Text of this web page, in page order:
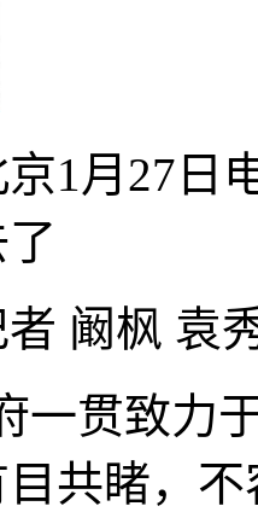
京1月27日
者 阚枫 袁
贯致力于
共睹，